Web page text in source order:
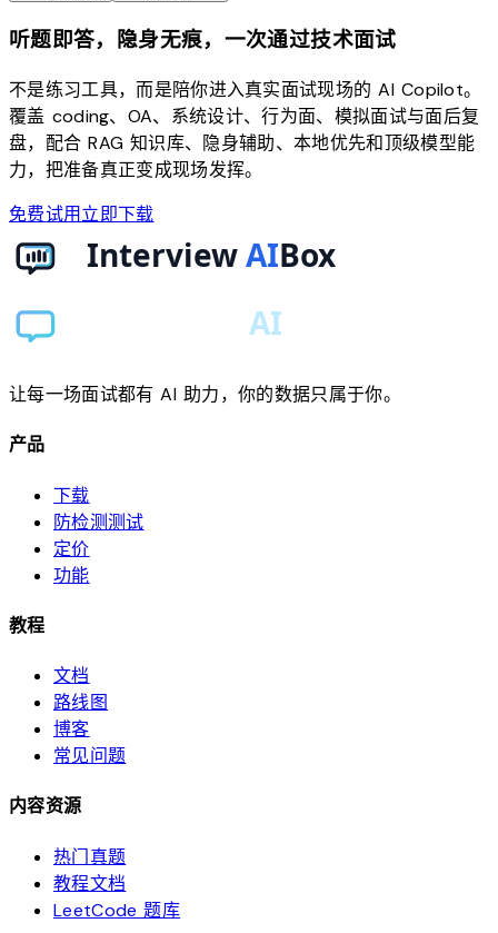
听题即答，隐身无痕，一次通过技术面试
不是练习工具，而是陪你进入真实面试现场的 AI Copilot。
覆盖 coding、OA、系统设计、行为面、模拟面试与面后复
盘，配合 RAG 知识库、隐身辅助、本地优先和顶级模型能
力，把准备真正变成现场发挥。
免费试用立即下载
让每一场面试都有 AI 助力，你的数据只属于你。
产品
下载
防检测测试
定价
功能
教程
文档
路线图
博客
常见问题
内容资源
热门真题
教程文档
LeetCode 题库